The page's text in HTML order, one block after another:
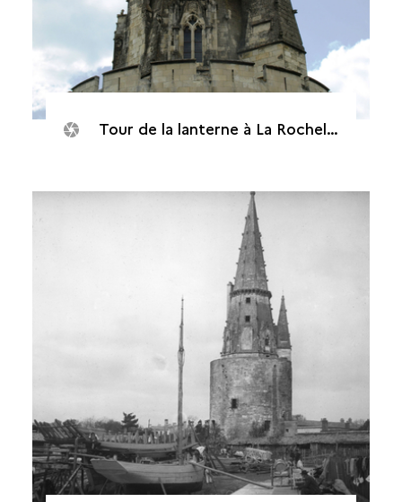
Tour de la lanterne à La Rochelle